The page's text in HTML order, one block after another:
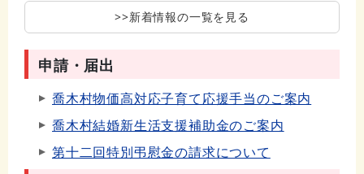
>>新着情報の一覧を見る
申請・届出
喬木村物価高対応子育て応援手当のご案内
喬木村結婚新生活支援補助金のご案内
第十二回特別弔慰金の請求について